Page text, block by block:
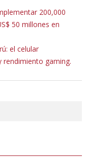
200,000
50 millones en
el celular
rendimiento gaming.